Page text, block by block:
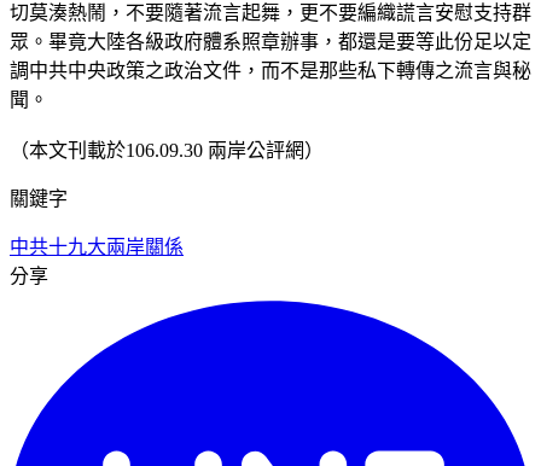
切莫湊熱鬧，不要隨著流言起舞，更不要編織謊言安慰支持群
眾。畢竟大陸各級政府體系照章辦事，都還是要等此份足以定
調中共中央政策之政治文件，而不是那些私下轉傳之流言與秘
聞。
（本文刊載於106.09.30 兩岸公評網）
關鍵字
中共十九大兩岸關係
分享